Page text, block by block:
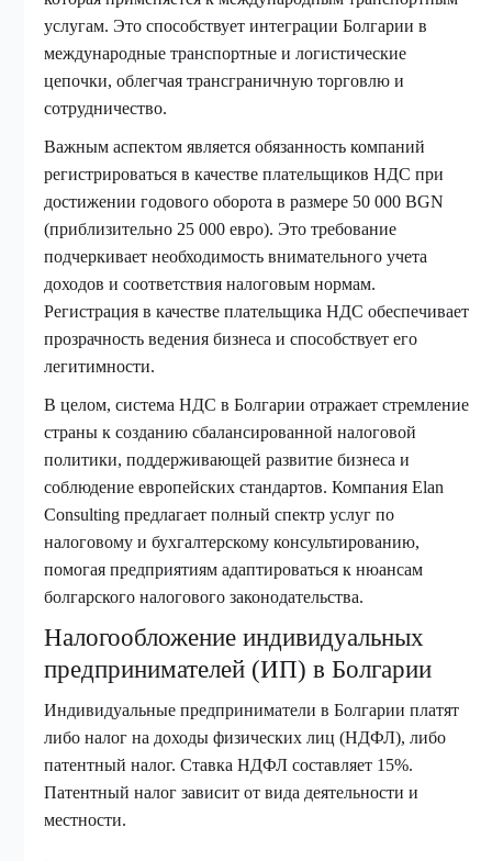
услугам. Это способствует интеграции Болгарии в
международные транспортные и логистические
цепочки, облегчая трансграничную торговлю и
сотрудничество.
Важным аспектом является обязанность компаний
регистрироваться в качестве плательщиков НДС при
достижении годового оборота в размере 50 000 BGN
(приблизительно 25 000 евро). Это требование
подчеркивает необходимость внимательного учета
доходов и соответствия налоговым нормам.
Регистрация в качестве плательщика НДС обеспечивает
прозрачность ведения бизнеса и способствует его
легитимности.
В целом, система НДС в Болгарии отражает стремление
страны к созданию сбалансированной налоговой
политики, поддерживающей развитие бизнеса и
соблюдение европейских стандартов. Компания Elan
Consulting предлагает полный спектр услуг по
налоговому и бухгалтерскому консультированию,
помогая предприятиям адаптироваться к нюансам
болгарского налогового законодательства.
Налогообложение индивидуальных
предпринимателей (ИП) в Болгарии
Индивидуальные предприниматели в Болгарии платят
либо налог на доходы физических лиц (НДФЛ), либо
патентный налог. Ставка НДФЛ составляет 15%.
Патентный налог зависит от вида деятельности и
местности.